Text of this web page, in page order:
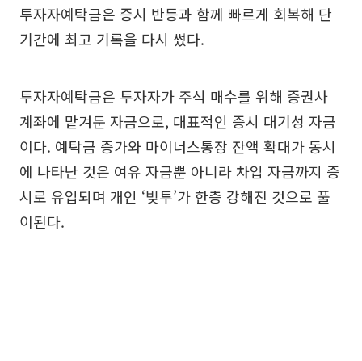
투자자예탁금은 증시 반등과 함께 빠르게 회복해 단
기간에 최고 기록을 다시 썼다.
투자자예탁금은 투자자가 주식 매수를 위해 증권사
계좌에 맡겨둔 자금으로, 대표적인 증시 대기성 자금
이다. 예탁금 증가와 마이너스통장 잔액 확대가 동시
에 나타난 것은 여유 자금뿐 아니라 차입 자금까지 증
시로 유입되며 개인 ‘빚투’가 한층 강해진 것으로 풀
이된다.